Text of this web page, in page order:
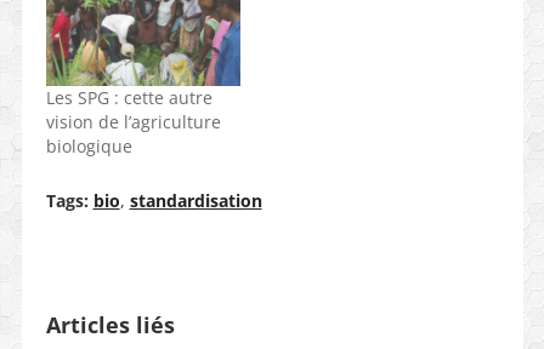
Les SPG : cette autre
vision de l’agriculture
biologique
Tags: bio, standardisation
Articles liés